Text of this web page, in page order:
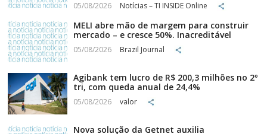
05/08/2026 Notícias – TI INSIDE Online
MELI abre mão de margem para construir
mercado – e cresce 50%. Inacreditável
05/08/2026 Brazil Journal
Agibank tem lucro de R$ 200,3 milhões no 2º
tri, com queda anual de 24,4%
05/08/2026 valor
Nova solução da Getnet auxilia